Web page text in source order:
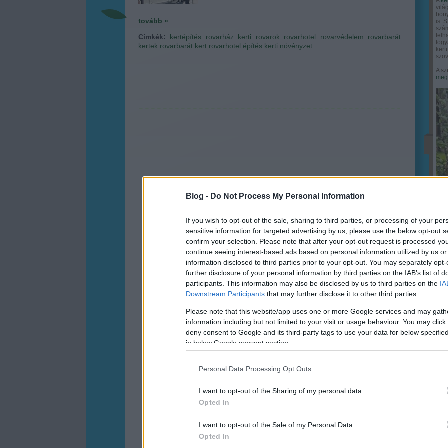
Blog - Do Not Process My Personal Information
If you wish to opt-out of the sale, sharing to third parties, or processing of your
sensitive information for targeted advertising by us, please use the below opt-out
confirm your selection. Please note that after your opt-out request is processed
continue seeing interest-based ads based on personal information utilized by us
information disclosed to third parties prior to your opt-out. You may separately
further disclosure of your personal information by third parties on the IAB’s list of
participants. This information may also be disclosed by us to third parties on the
Downstream Participants that may further disclose it to other third parties.
Please note that this website/app uses one or more Google services and may
information including but not limited to your visit or usage behaviour. You may
deny consent to Google and its third-party tags to use your data for below
in below Google consent section.
Personal Data Processing Opt Outs
I want to opt-out of the Sharing of my personal data.
Opted In
I want to opt-out of the Sale of my Personal Data.
Opted In
tovább »
Címkék: kertépítés rovarház kerti rovarok rovarhotel rovarvédelem
rovarbarát
kertek rovarbarát kert rovarhotel építés kerti növényzet
is.
A